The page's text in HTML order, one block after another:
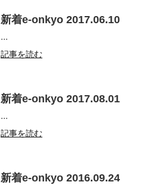
新着e-onkyo 2017.06.10
...
記事を読む
新着e-onkyo 2017.08.01
...
記事を読む
新着e-onkyo 2016.09.24